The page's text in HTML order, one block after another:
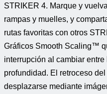
STRIKER 4. Marque y
rampas y muelles, y
rutas favoritas con otros
Gráficos Smooth Scaling™
interrupción al cambiar
profundidad. El retroceso
desplazarse mediante